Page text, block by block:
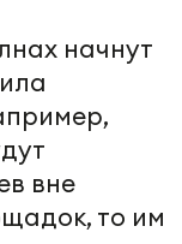
начнут
вне
то им